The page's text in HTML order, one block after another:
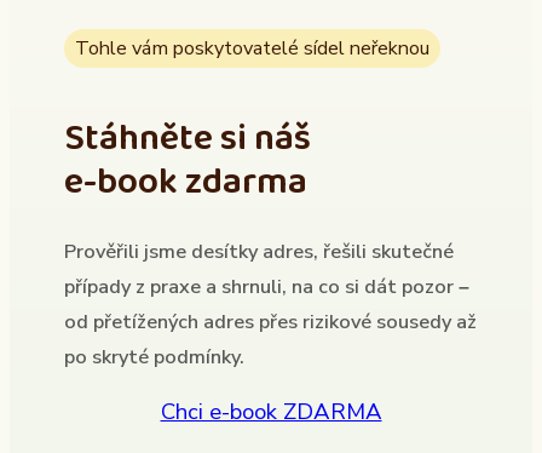
Tohle vám poskytovatelé sídel neřeknou
Stáhněte si náš
e-book zdarma
Prověřili jsme desítky adres, řešili skutečné
případy z praxe a shrnuli, na co si dát pozor –
od přetížených adres přes rizikové sousedy až
po skryté podmínky.
Chci e-book ZDARMA